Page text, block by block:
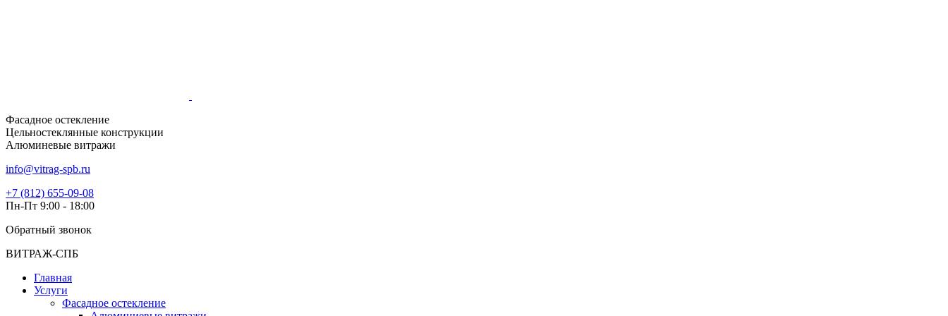
Фасадное остекление
Цельностеклянные конструкции
Алюминевые витражи
info@vitrag-spb.ru
+7 (812) 655-09-08
Пн-Пт 9:00 - 18:00
Обратный звонок
ВИТРАЖ-СПБ
Главная
Услуги
Фасадное остекление